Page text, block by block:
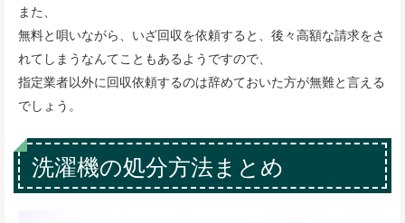
また、
無料と唄いながら、いざ回収を依頼すると、後々高額な請求をさ
れてしまうなんてこともあるようですので、
指定業者以外に回収依頼するのは辞めておいた方が無難と言える
でしょう。
洗濯機の処分方法まとめ